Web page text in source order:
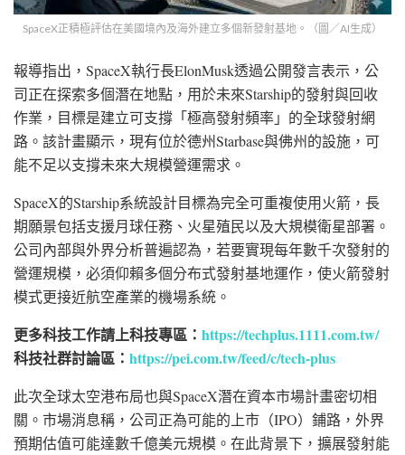
SpaceX正積極評估在美國境內及海外建立多個新發射基地。（圖／AI生成）
報導指出，SpaceX執行長ElonMusk透過公開發言表示，公
司正在探索多個潛在地點，用於未來Starship的發射與回收
作業，目標是建立可支撐「極高發射頻率」的全球發射網
路。該計畫顯示，現有位於德州Starbase與佛州的設施，可
能不足以支撐未來大規模營運需求。
SpaceX的Starship系統設計目標為完全可重複使用火箭，長
期願景包括支援月球任務、火星殖民以及大規模衛星部署。
公司內部與外界分析普遍認為，若要實現每年數千次發射的
營運規模，必須仰賴多個分布式發射基地運作，使火箭發射
模式更接近航空產業的機場系統。
更多科技工作請上科技專區： https://techplus.1111.com.tw/
科技社群討論區： https://pei.com.tw/feed/c/tech-plus
此次全球太空港布局也與SpaceX潛在資本市場計畫密切相
關。市場消息稱，公司正為可能的上市（IPO）鋪路，外界
預期估值可能達數千億美元規模。在此背景下，擴展發射能